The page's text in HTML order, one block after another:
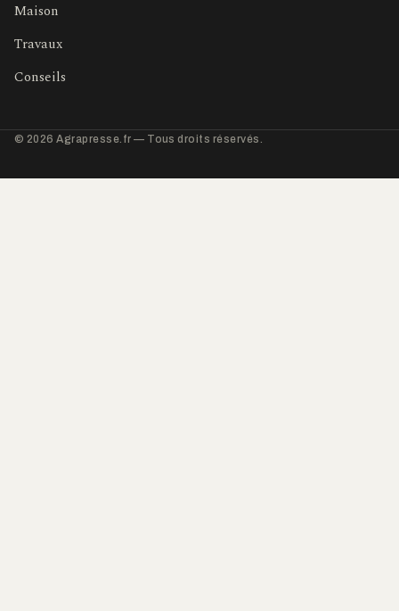
Maison
Travaux
Conseils
© 2026 Agrapresse.fr — Tous droits réservés.